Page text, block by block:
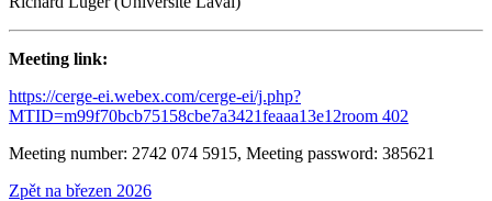
Meeting link:
https://cerge-ei.webex.com/cerge-ei/j.php?
MTID=m99f70bcb75158cbe7a3421feaaa13e12room 402
Meeting number: 2742 074 5915, Meeting password: 385621
Zpět na březen 2026